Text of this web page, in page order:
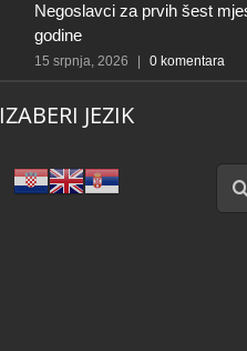
Negoslavci za prvih šest
godine
15 srpnja, 2026 0 komentara
IZABERI JEZIK